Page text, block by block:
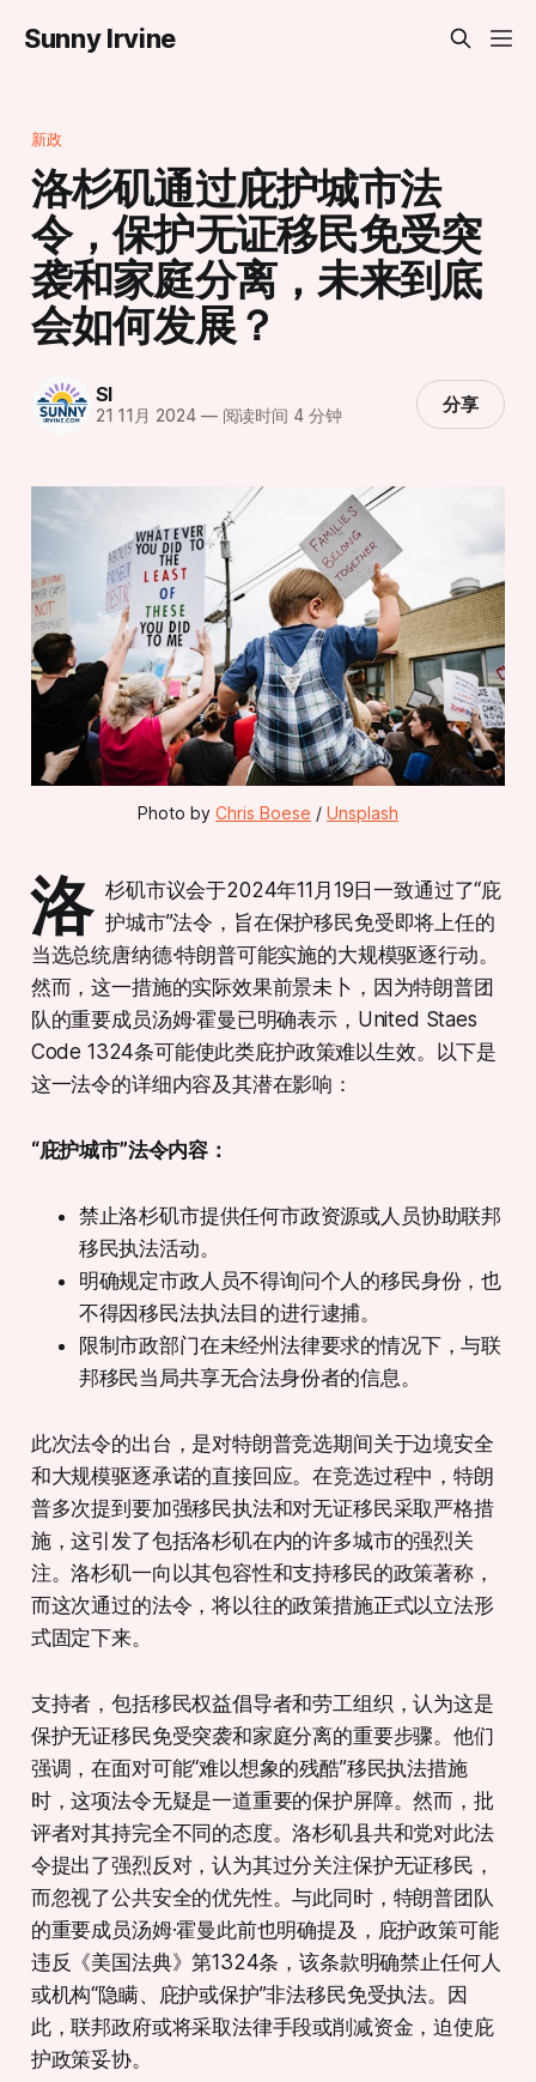
Sunny Irvine
新政
洛杉矶通过庇护城市法
令，保护无证移民免受突
袭和家庭分离，未来到底
会如何发展？
SI
21 11月 2024 —阅读时间 4 分钟 分享
Photo by Chris Boese / Unsplash
洛 杉矶市议会于2024年11月19日一致通过了“庇
护城市”法令，旨在保护移民免受即将上任的
当选总统唐纳德·特朗普可能实施的大规模驱逐行动。
然而，这一措施的实际效果前景未卜，因为特朗普团
队的重要成员汤姆·霍曼已明确表示，United Staes
Code 1324条可能使此类庇护政策难以生效。以下是
这一法令的详细内容及其潜在影响：
“庇护城市”法令内容：
禁止洛杉矶市提供任何市政资源或人员协助联邦
移民执法活动。
明确规定市政人员不得询问个人的移民身份，也
不得因移民法执法目的进行逮捕。
限制市政部门在未经州法律要求的情况下，与联
邦移民当局共享无合法身份者的信息。
此次法令的出台，是对特朗普竞选期间关于边境安全
和大规模驱逐承诺的直接回应。在竞选过程中，特朗
普多次提到要加强移民执法和对无证移民采取严格措
施，这引发了包括洛杉矶在内的许多城市的强烈关
注。洛杉矶一向以其包容性和支持移民的政策著称，
而这次通过的法令，将以往的政策措施正式以立法形
式固定下来。
支持者，包括移民权益倡导者和劳工组织，认为这是
保护无证移民免受突袭和家庭分离的重要步骤。他们
强调，在面对可能“难以想象的残酷”移民执法措施
时，这项法令无疑是一道重要的保护屏障。然而，批
评者对其持完全不同的态度。洛杉矶县共和党对此法
令提出了强烈反对，认为其过分关注保护无证移民，
而忽视了公共安全的优先性。与此同时，特朗普团队
的重要成员汤姆·霍曼此前也明确提及，庇护政策可能
违反《美国法典》第1324条，该条款明确禁止任何人
或机构“隐瞒、庇护或保护”非法移民免受执法。因
此，联邦政府或将采取法律手段或削减资金，迫使庇
护政策妥协。